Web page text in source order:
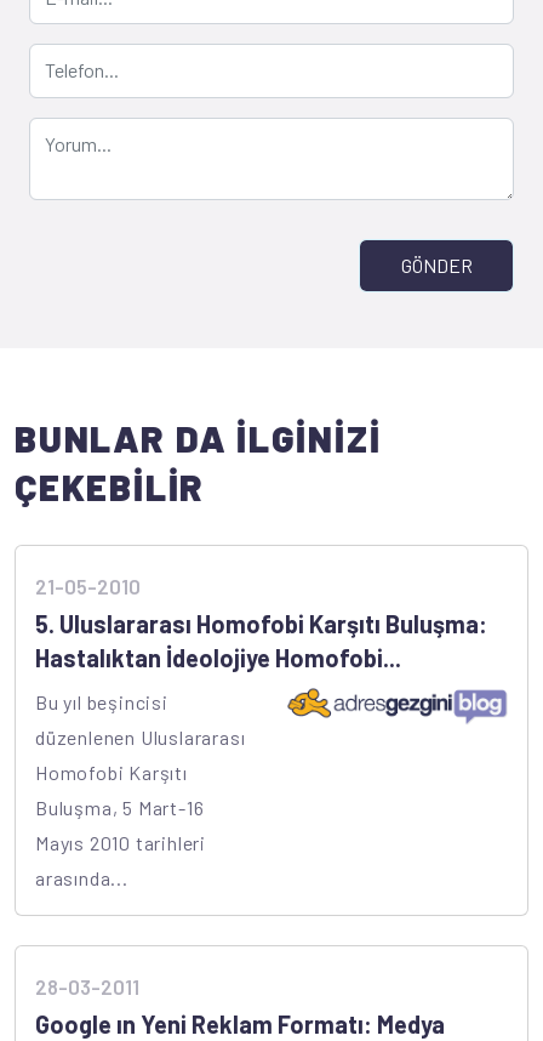
GÖNDER
BUNLAR DA İLGİNİZİ
ÇEKEBİLİR
21-05-2010
5. Uluslararası Homofobi Karşıtı Buluşma:
Hastalıktan İdeolojiye Homofobi...
Bu yıl beşincisi
düzenlenen Uluslararası
Homofobi Karşıtı
Buluşma, 5 Mart-16
Mayıs 2010 tarihleri
arasında...
28-03-2011
Google ın Yeni Reklam Formatı: Medya